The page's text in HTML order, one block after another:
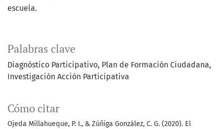
Palabras clave
Diagnóstico Participativo Plan de Formación Ciudadana
Investigación Acción Participativa
Cómo citar
Ojeda Millahueque, P. I., & Zúñiga González, C. G. (2020). El
escuela.